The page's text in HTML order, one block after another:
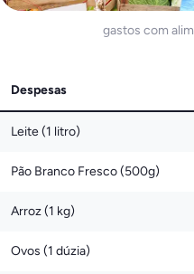
gastos com
Despesas
Leite (1 litro)
Pão Branco Fresco (500g)
Arroz (1 kg)
Ovos (1 dúzia)